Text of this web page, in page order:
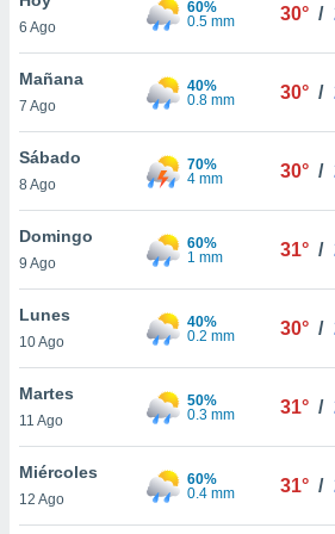
en
más
nuestra
de
cookies
aceptar
6 Ago
60%
0.5 mm
30° /
Mañana
7 Ago
40%
0.8 mm
30° /
Sábado
8 Ago
70%
4 mm
30° /
Domingo
9 Ago
60%
1 mm
31° /
Lunes
10 Ago
40%
0.2 mm
30° /
Martes
11 Ago
50%
0.3 mm
31° /
Miércoles
12 Ago
60%
0.4 mm
31° /